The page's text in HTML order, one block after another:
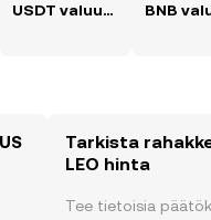
USDT valuutaksi ANG
Tarkista
LEO hinta
Tee tietoisia